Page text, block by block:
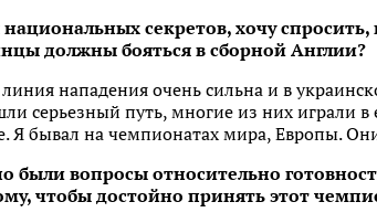
секретов, хочу
должны бояться в сборной Англии?
линия нападения очень сильна и в
серьезный путь, многие из них играли в
Я бывал на чемпионатах мира, Европы.
были вопросы относительно
чтобы достойно принять этот